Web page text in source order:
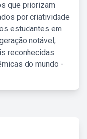
que priorizam
por criatividade
estudantes em
notável,
reconhecidas
do mundo -